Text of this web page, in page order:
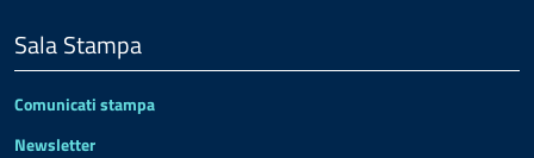
Sala Stampa
Comunicati stampa
Newsletter